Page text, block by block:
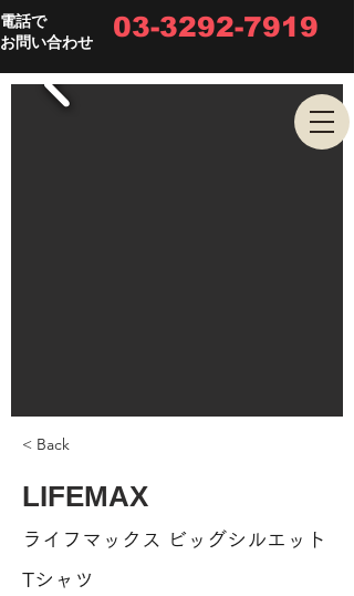
電話で
お問い合わせ
03-3292-7919
< Back
LIFEMAX
ライフマックス ビッグシルエット
Tシャツ